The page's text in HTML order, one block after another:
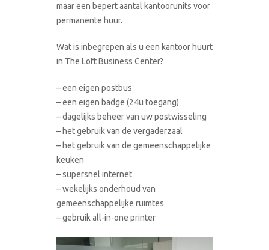
maar een bepert aantal kantoorunits voor
permanente huur.
Wat is inbegrepen als u een kantoor huurt
in The Loft Business Center?
– een eigen postbus
– een eigen badge (24u toegang)
– dagelijks beheer van uw postwisseling
– het gebruik van de vergaderzaal
– het gebruik van de gemeenschappelijke
keuken
– supersnel internet
– wekelijks onderhoud van
gemeenschappelijke ruimtes
– gebruik all-in-one printer